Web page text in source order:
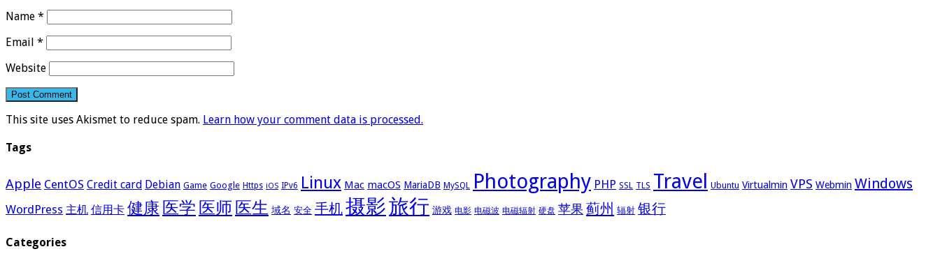
Name *
Email *
Website
This site uses Akismet to reduce spam. Learn how your comment data is processed.
Tags
Apple CentOS Credit card Debian Game Google Https iOS IPv6 Linux Mac macOS MariaDB MySQL Photography PHP SSL TLS Travel Ubuntu Virtualmin VPS Webmin Windows
WordPress 主机 信用卡 健康 医学 医师 医生 域名 安全 手机摄影旅行 游戏 电影 电磁波 电磁辐射 硬盘 苹果 蓟州 辐射 银行
Categories